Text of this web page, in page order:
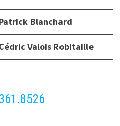
Blanchard
Valois Robitaille